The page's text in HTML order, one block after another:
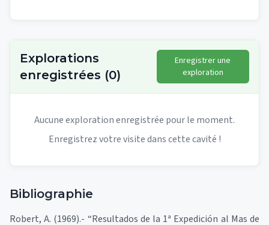
Explorations
enregistrées (0)
Enregistrer une
exploration
Aucune exploration enregistrée pour le moment.
Enregistrez votre visite dans cette cavité !
Bibliographie
Robert, A. (1969).- “Resultados de la 1ª Expedición al Mas de